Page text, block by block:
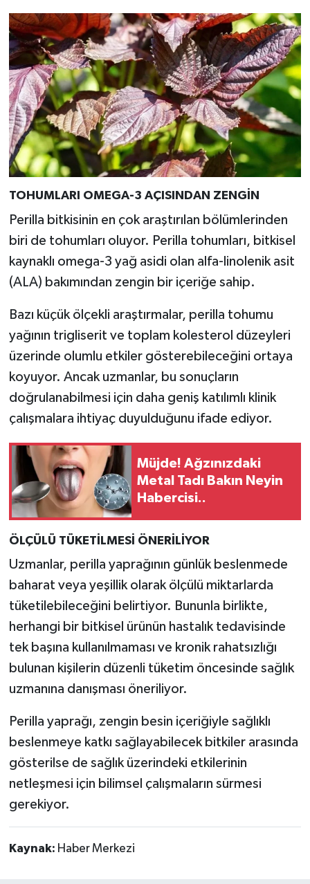
TOHUMLARI OMEGA-3 AÇISINDAN ZENGİN
Perilla bitkisinin en çok araştırılan bölümlerinden
biri de tohumları oluyor. Perilla tohumları, bitkisel
kaynaklı omega-3 yağ asidi olan alfa-linolenik asit
(ALA) bakımından zengin bir içeriğe sahip.
Bazı küçük ölçekli araştırmalar, perilla tohumu
yağının trigliserit ve toplam kolesterol düzeyleri
üzerinde olumlu etkiler gösterebileceğini ortaya
koyuyor. Ancak uzmanlar, bu sonuçların
doğrulanabilmesi için daha geniş katılımlı klinik
çalışmalara ihtiyaç duyulduğunu ifade ediyor.
Müjde! Ağzınızdaki
Metal Tadı Bakın Neyin
Habercisi..
ÖLÇÜLÜ TÜKETİLMESİ ÖNERİLİYOR
Uzmanlar, perilla yaprağının günlük beslenmede
baharat veya yeşillik olarak ölçülü miktarlarda
tüketilebileceğini belirtiyor. Bununla birlikte,
herhangi bir bitkisel ürünün hastalık tedavisinde
tek başına kullanılmaması ve kronik rahatsızlığı
bulunan kişilerin düzenli tüketim öncesinde sağlık
uzmanına danışması öneriliyor.
Perilla yaprağı, zengin besin içeriğiyle sağlıklı
beslenmeye katkı sağlayabilecek bitkiler arasında
gösterilse de sağlık üzerindeki etkilerinin
netleşmesi için bilimsel çalışmaların sürmesi
gerekiyor.
Kaynak: Haber Merkezi
Yaşam
Yemek Tarifleri